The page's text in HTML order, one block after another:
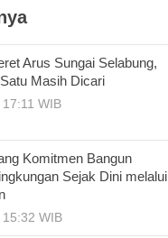
Arus Sungai Selabung,
Masih Dicari
WIB
Komitmen Bangun
Sejak Dini melalui
WIB